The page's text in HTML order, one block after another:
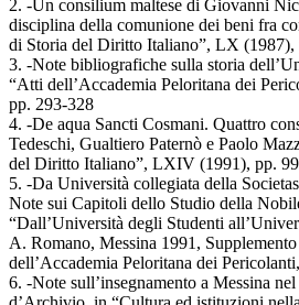
2. -Un consilium maltese di Giovanni
disciplina della comunione dei beni fra
di Storia del Diritto Italiano”, LX (1987),
3. -Note bibliografiche sulla storia
“Atti dell’Accademia Peloritana dei
pp. 293-328
4. -De aqua Sancti Cosmani. Quattro
Tedeschi, Gualtiero Paternò e Paolo
del Diritto Italiano”, LXIV (1991), pp.
5. -Da Università collegiata della
Note sui Capitoli dello Studio della
“Dall’Università degli Studenti
A. Romano, Messina 1991,
dell’Accademia Peloritana dei
6. -Note sull’insegnamento a Messina